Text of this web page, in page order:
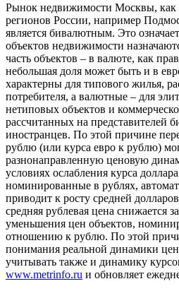
Рынок недвижимости Москвы, как
регионов России, например
является бивалютным. Это
объектов недвижимости
часть объектов – в валюте, как
небольшая доля может быть и в
характерны для типового жилья,
потребителя, а валютные – для
нетиповых объектов и
рассчитанных на представителей
иностранцев. По этой причине
рублю (или курса евро к рублю)
разнонаправленную ценовую
условиях ослабления курса
номинированные в рублях,
приводит к росту средней
средняя рублевая цена снижается
уменьшения цен объектов,
отношению к рублю. По этой
понимания реальной динамики
учитывать также и динамику
www.metrinfo.ru и обновляет